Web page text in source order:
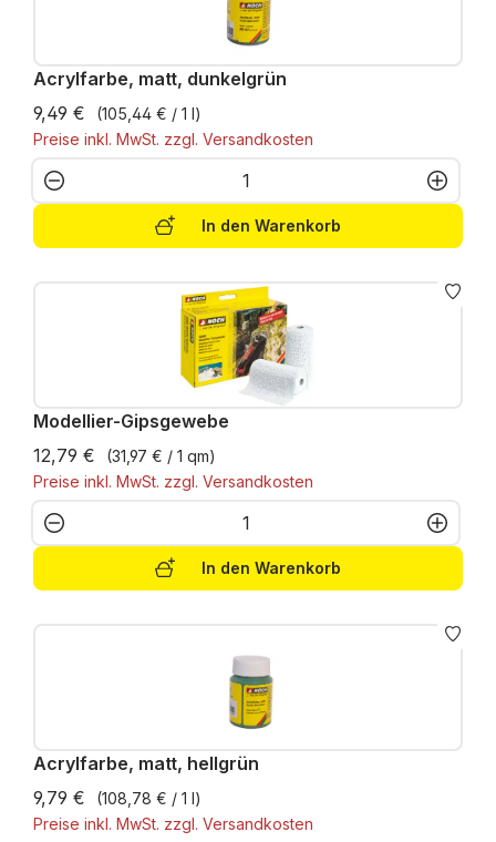
Acrylfarbe, matt, dunkelgrün
9,49 €
(105,44 € / 1 l)
Preise inkl. MwSt. zzgl. Versandkosten
Produkt Anzahl: Gib den
In den Warenkorb
Modellier-Gipsgewebe
12,79 €
(31,97 € / 1 qm)
Preise inkl. MwSt. zzgl. Versandkosten
Produkt Anzahl: Gib den
In den Warenkorb
Acrylfarbe, matt, hellgrün
9,79 €
(108,78 € / 1 l)
Preise inkl. MwSt. zzgl. Versandkosten